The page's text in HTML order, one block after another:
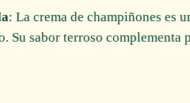
: La crema de champiñones es
Su sabor terroso complementa